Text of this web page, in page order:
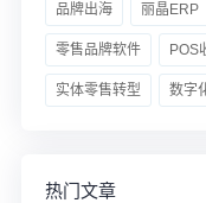
品牌出海 丽晶ERP
零售品牌软件 POS
实体零售转型 数字
热门文章